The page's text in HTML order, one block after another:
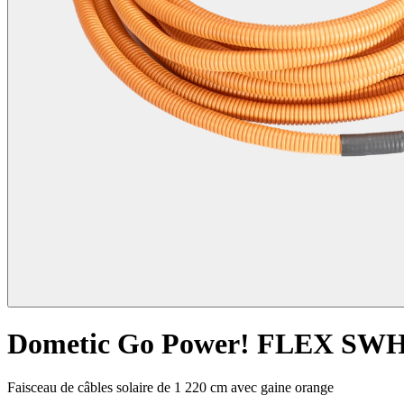
Dometic Go Power! FLEX
Faisceau de câbles solaire de 1 220 cm avec gaine orange